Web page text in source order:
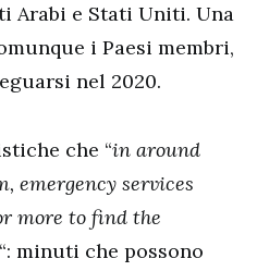
Arabi e Stati Uniti. Una
i Paesi membri,
nel 2020.
che “in around
emergency services
more to find the
“: minuti che possono